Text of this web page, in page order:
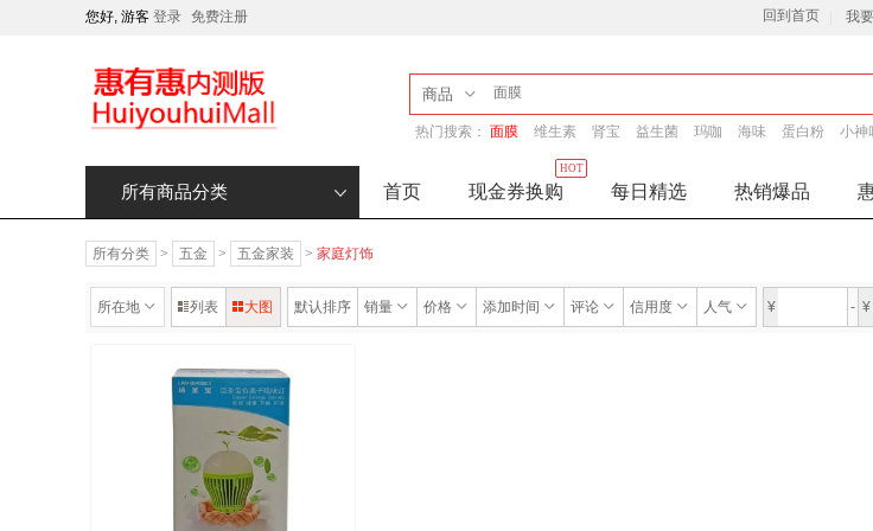
您好, 游客 登录 免费注册 回到首页 我
商品
热门搜索： 面膜 维生素 肾宝 益生菌 玛咖 海味 蛋白粉 小神
所有商品分类 首页 现金券换购
HOT
每日精选 热销爆品
所有分类 > 五金 > 五金家装 > 家庭灯饰
所在地 列表 大图 默认排序 销量 价格 添加时间 评论 信用度 人气 ¥ - ¥